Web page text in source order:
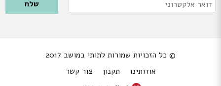
Please leave this field empty.
דואר
© כל הזכויות שמורות לתותי במושב 2017
אודותינו
תקנון צור קשר